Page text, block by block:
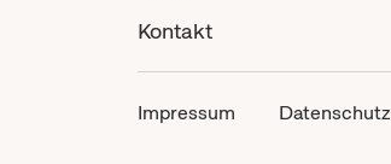
Kontakt
Impressum Datenschutz